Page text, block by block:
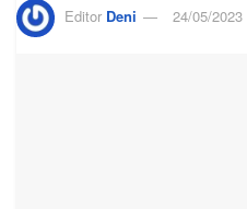
Editor Deni 24/05/2023